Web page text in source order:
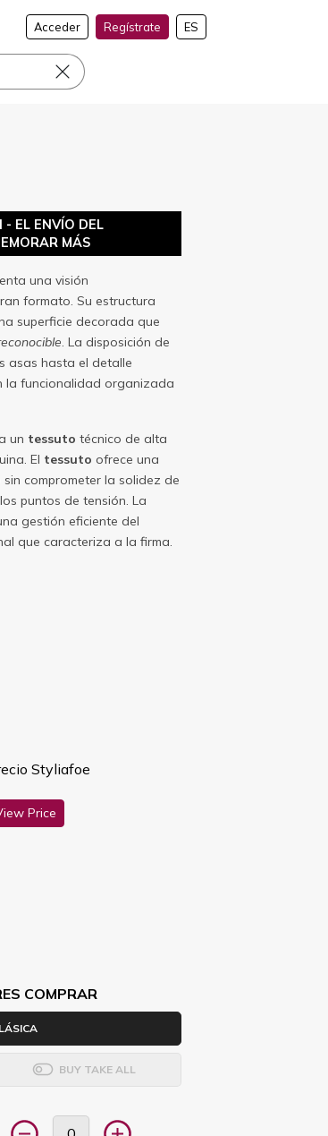
Acceder Regístrate ES
- EL ENVÍO DEL
MÁS
una visión
formato. Su estructura
superficie decorada que
. La disposición de
asas hasta el detalle
la funcionalidad organizada
un tessuto técnico de alta
El tessuto ofrece una
comprometer la solidez de
puntos de tensión. La
gestión eficiente del
que caracteriza a la firma.
Styliafoe
Price
COMPRAR
BUY TAKE ALL